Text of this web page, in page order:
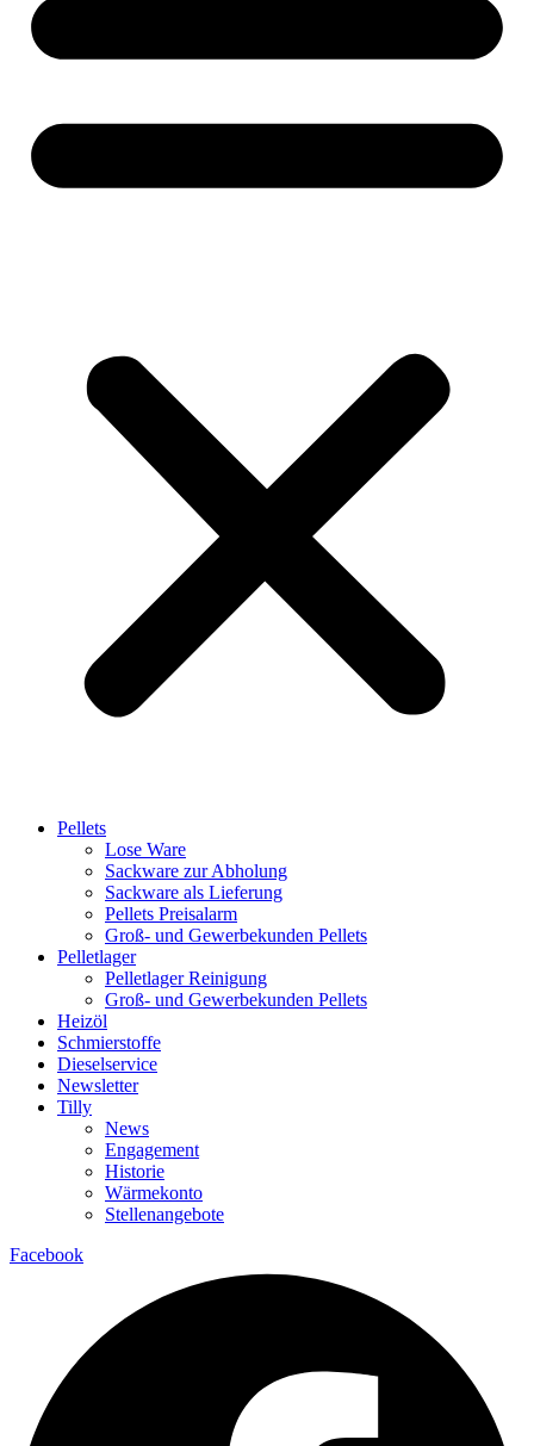
Pellets
Lose Ware
Sackware zur Abholung
Sackware als Lieferung
Pellets Preisalarm
Groß- und Gewerbekunden Pellets
Pelletlager
Pelletlager Reinigung
Groß- und Gewerbekunden Pellets
Heizöl
Schmierstoffe
Dieselservice
Newsletter
Tilly
News
Engagement
Historie
Wärmekonto
Stellenangebote
Facebook